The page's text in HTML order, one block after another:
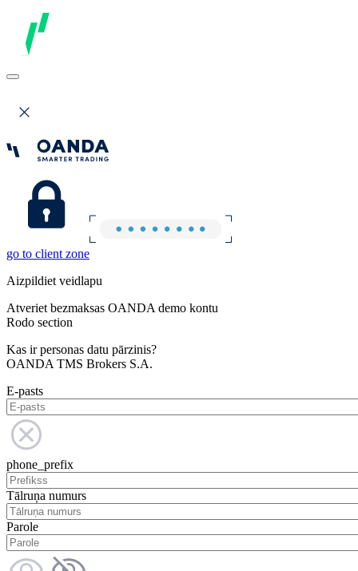
go to client zone
Aizpildiet veidlapu
Atveriet bezmaksas OANDA demo kontu
Rodo section
Kas ir personas datu pārzinis?
OANDA TMS Brokers S.A.
E-pasts
phone_prefix
Tālruņa numurs
Parole